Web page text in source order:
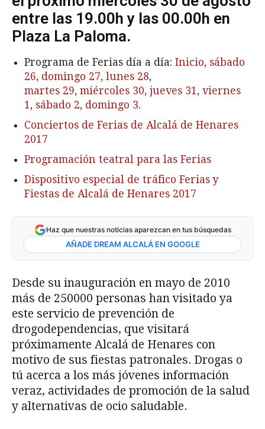
entre las 19.00h y las 00.00h en
Plaza La Paloma.
Programa de Ferias día a día: Inicio, sábado
26, domingo 27, lunes 28,
martes 29, miércoles 30, jueves 31, viernes
1, sábado 2, domingo 3.
Conciertos de Ferias de Alcalá de Henares
2017
Programación teatral para las Ferias
Dispositivo especial de tráfico Ferias y
Fiestas de Alcalá de Henares 2017
Haz que nuestras noticias aparezcan en tus búsquedas
AÑADE DREAM ALCALÁ EN GOOGLE
Desde su inauguración en mayo de 2010
más de 250000 personas han visitado ya
este servicio de prevención de
drogodependencias, que visitará
próximamente Alcalá de Henares con
motivo de sus fiestas patronales. Drogas o
tú acerca a los más jóvenes información
veraz, actividades de promoción de la salud
y alternativas de ocio saludable.